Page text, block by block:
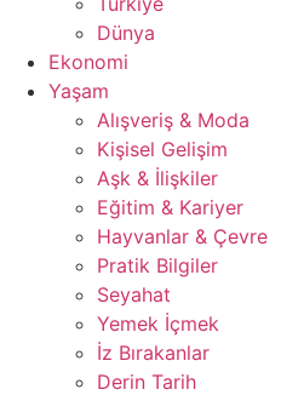
Dünya
Ekonomi
Yaşam
Alışveriş & Moda
Kişisel Gelişim
Aşk & İlişkiler
Eğitim & Kariyer
Hayvanlar & Çevre
Pratik Bilgiler
Seyahat
Yemek İçmek
İz Bırakanlar
Derin Tarih